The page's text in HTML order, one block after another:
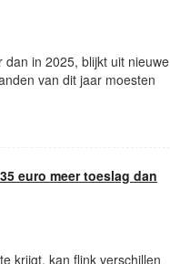
in 2025, blijkt uit nieuwe
van dit jaar moesten
euro meer toeslag dan
krijgt, kan flink verschillen